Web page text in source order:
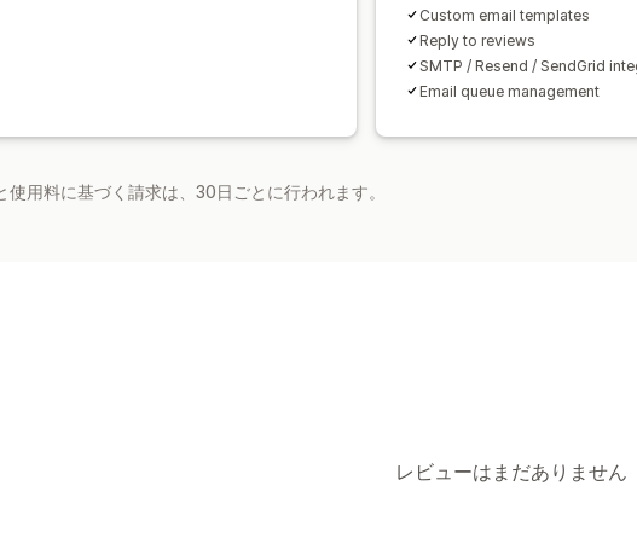
Custom email templates
Reply to reviews
SMTP / Resend / SendGrid
Email queue management
用料に基づく請求は、30日ごとに行われます。
レビューはまだありません